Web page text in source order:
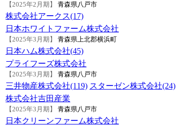
【2025年2月期】 青森県八戸市
株式会社アークス(17)
日本ホワイトファーム株式会社
【2025年3月期】 青森県上北郡横浜町
日本ハム株式会社(45)
プライフーズ株式会社
【2025年3月期】 青森県八戸市
三井物産株式会社(119) スターゼン株式会社(24)
株式会社吉田産業
【2025年3月期】 青森県八戸市
日本クリーンファーム株式会社